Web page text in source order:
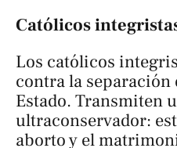
Católicos
Los católicos
contra la separación
Estado. Transmiten
ultraconservador:
aborto y el